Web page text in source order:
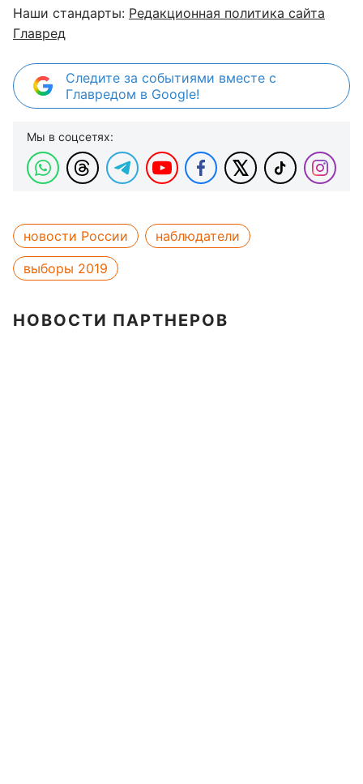
Наши стандарты: Редакционная политика сайта
Главред
Следите за событиями вместе с
Главредом в Google!
Мы в соцсетях:
новости России
наблюдатели
выборы 2019
НОВОСТИ ПАРТНЕРОВ